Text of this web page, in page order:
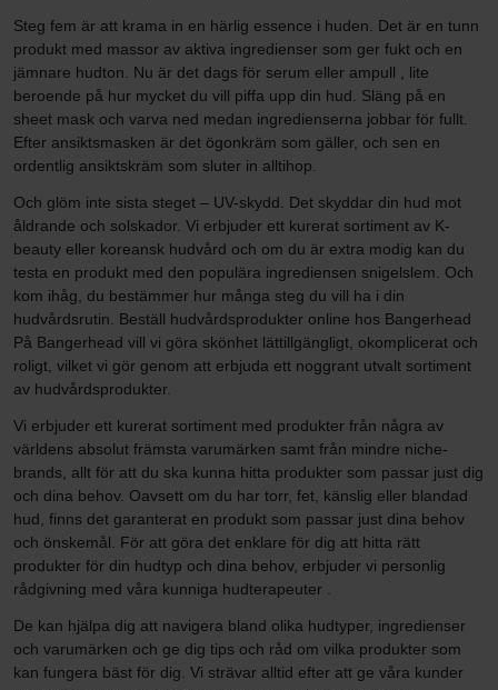
Steg fem är att krama in en härlig essence i huden. Det är en tunn
produkt med massor av aktiva ingredienser som ger fukt och en
jämnare hudton. Nu är det dags för serum eller ampull , lite
beroende på hur mycket du vill piffa upp din hud. Släng på en
sheet mask och varva ned medan ingredienserna jobbar för fullt.
Efter ansiktsmasken är det ögonkräm som gäller, och sen en
ordentlig ansiktskräm som sluter in alltihop.
Och glöm inte sista steget – UV-skydd. Det skyddar din hud mot
åldrande och solskador. Vi erbjuder ett kurerat sortiment av K-
beauty eller koreansk hudvård och om du är extra modig kan du
testa en produkt med den populära ingrediensen snigelslem. Och
kom ihåg, du bestämmer hur många steg du vill ha i din
hudvårdsrutin. Beställ hudvårdsprodukter online hos Bangerhead
På Bangerhead vill vi göra skönhet lättillgängligt, okomplicerat och
roligt, vilket vi gör genom att erbjuda ett noggrant utvalt sortiment
av hudvårdsprodukter.
Vi erbjuder ett kurerat sortiment med produkter från några av
världens absolut främsta varumärken samt från mindre niche-
brands, allt för att du ska kunna hitta produkter som passar just dig
och dina behov. Oavsett om du har torr, fet, känslig eller blandad
hud, finns det garanterat en produkt som passar just dina behov
och önskemål. För att göra det enklare för dig att hitta rätt
produkter för din hudtyp och dina behov, erbjuder vi personlig
rådgivning med våra kunniga hudterapeuter .
De kan hjälpa dig att navigera bland olika hudtyper, ingredienser
och varumärken och ge dig tips och råd om vilka produkter som
kan fungera bäst för dig. Vi strävar alltid efter att ge våra kunder